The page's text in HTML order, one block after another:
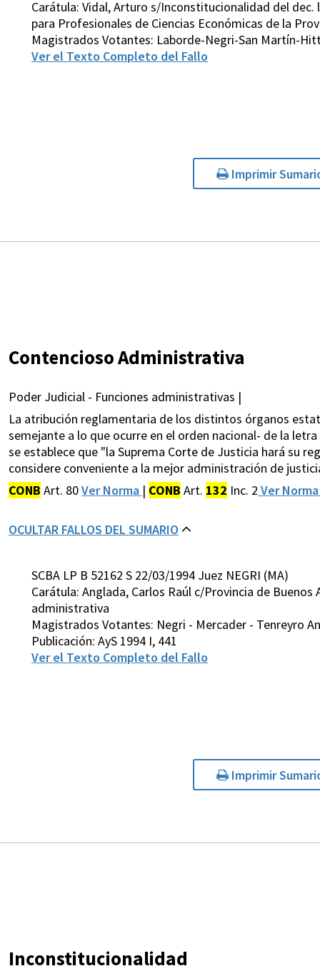
Carátula: Vidal, Arturo s/Inconstitucionalidad del dec.
para Profesionales de Ciencias Económicas de la
Magistrados Votantes: Laborde-Negri-San Martín-
Ver el Texto Completo del Fallo
Imprimir
Contencioso Administrativa
Poder Judicial - Funciones administrativas |
La atribución reglamentaria de los distintos órganos
semejante a lo que ocurre en el orden nacional- de la
se establece que "la Suprema Corte de Justicia hará su
considere conveniente a la mejor administración de
CONB Art. 80Ver Norma | CONB Art. 132 Inc. 2 Ver
OCULTAR FALLOS DEL SUMARIO
SCBA LP B 52162 S 22/03/1994 Juez NEGRI (MA)
Carátula: Anglada, Carlos Raúl c/Provincia de
administrativa
Magistrados Votantes: Negri - Mercader - Tenreyro
Publicación: AyS 1994 I, 441
Ver el Texto Completo del Fallo
Imprimir
Inconstitucionalidad